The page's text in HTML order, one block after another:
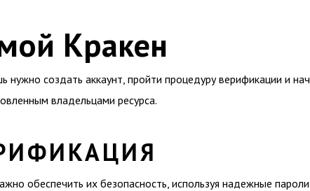
Кракен
создать аккаунт, пройти процедуру верификации и
владельцами ресурса.
обеспечить их безопасность, используя надежные пароли.